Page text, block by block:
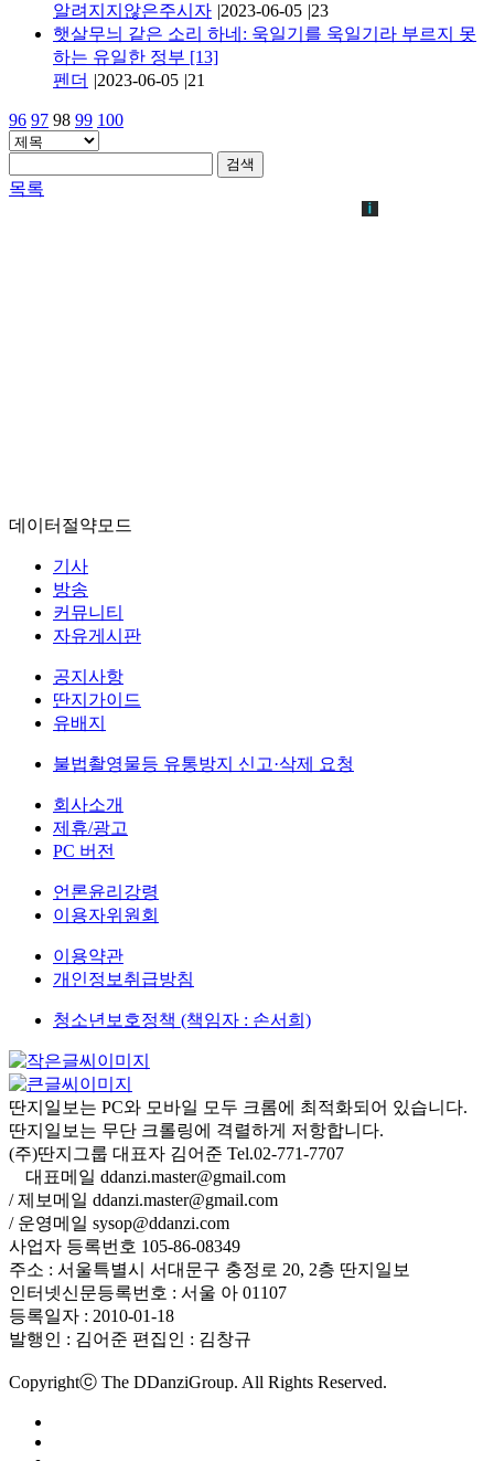
알려지지않은주시자 |2023-06-05 |23
햇살무늬 같은 소리 하네: 욱일기를 욱일기라 부르지 못
하는 유일한 정부 [13]
펜더 |2023-06-05 |21
96 97 98 99 100
검색
목록
데이터절약모드
기사
방송
커뮤니티
자유게시판
공지사항
딴지가이드
유배지
불법촬영물등 유통방지 신고·삭제 요청
회사소개
제휴/광고
PC 버전
언론윤리강령
이용자위원회
이용약관
개인정보취급방침
청소년보호정책 (책임자 : 손서희)
딴지일보는 PC와 모바일 모두 크롬에 최적화되어 있습니다.
딴지일보는 무단 크롤링에 격렬하게 저항합니다.
(주)딴지그룹 대표자 김어준 Tel.02-771-7707
대표메일 ddanzi.master@gmail.com
/ 제보메일 ddanzi.master@gmail.com
/ 운영메일 sysop@ddanzi.com
사업자 등록번호 105-86-08349
주소 : 서울특별시 서대문구 충정로 20, 2층 딴지일보
인터넷신문등록번호 : 서울 아 01107
등록일자 : 2010-01-18
발행인 : 김어준 편집인 : 김창규
Copyrightⓒ The DDanziGroup. All Rights Reserved.